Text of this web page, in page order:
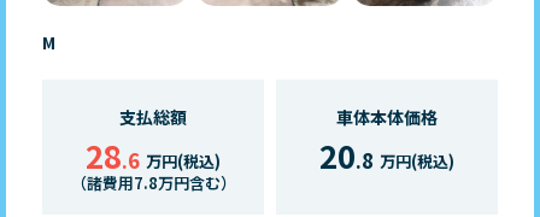
M
支払総額
28.6 万円(税込)
（諸費用7.8万円含む）
車体本体価格
20.8 万円(税込)